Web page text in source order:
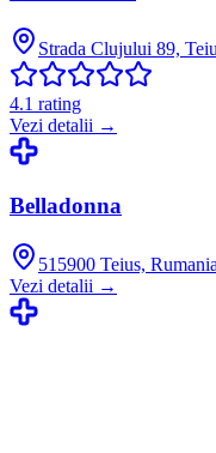
Strada Clujului 89,
4.1 rating
Vezi detalii →
Belladonna
515900 Teius, Rumania
Vezi detalii →